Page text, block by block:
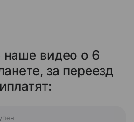
наше видео о 6
за переезд